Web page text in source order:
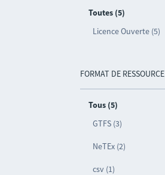
Toutes (5)
Licence Ouverte (5)
FORMAT DE RESSOURCE
Tous (5)
GTFS (3)
NeTEx (2)
csv (1)